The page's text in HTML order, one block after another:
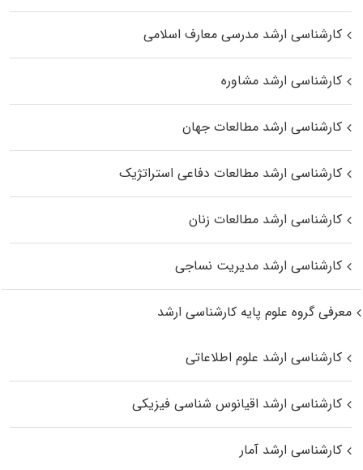
کارشناسی ارشد مدرسی معارف اسلامی
کارشناسی ارشد مشاوره
کارشناسی ارشد مطالعات جهان
کارشناسی ارشد مطالعات دفاعی استراتژیک
کارشناسی ارشد مطالعات زنان
کارشناسی ارشد مدیریت نساجی
معرفی گروه علوم پایه کارشناسی ارشد
کارشناسی ارشد علوم اطلاعاتی
کارشناسی ارشد اقیانوس‌ شناسی فیزیکی
کارشناسی ارشد آمار